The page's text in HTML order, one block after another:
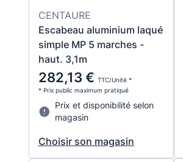
CENTAURE
Escabeau aluminium laqué
simple MP 5 marches -
haut. 3,1m
282,13 € TTC/Unité *
* Prix public maximum pratiqué
Prix et disponibilité selon
magasin
Choisir son magasin